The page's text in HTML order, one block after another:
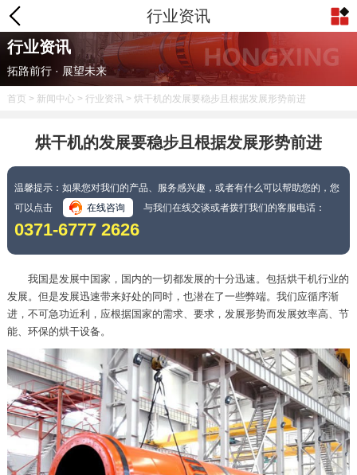
行业资讯
行业资讯
拓路前行 · 展望未来
首页 > 新闻中心> 行业资讯> 烘干机的发展要稳步且根据发展形势前进
烘干机的发展要稳步且根据发展形势前进
温馨提示：如果您对我们的产品、服务感兴趣，或者有什么可以帮助您的，您
可以点击
在线咨询 与我们在线交谈或者拨打我们的客服电话：
0371-6777 2626
我国是发展中国家，国内的一切都发展的十分迅速。包括烘干机行业的
发展。但是发展迅速带来好处的同时，也潜在了一些弊端。我们应循序渐
进，不可急功近利，应根据国家的需求、要求，发展形势而发展效率高、节
能、环保的烘干设备。